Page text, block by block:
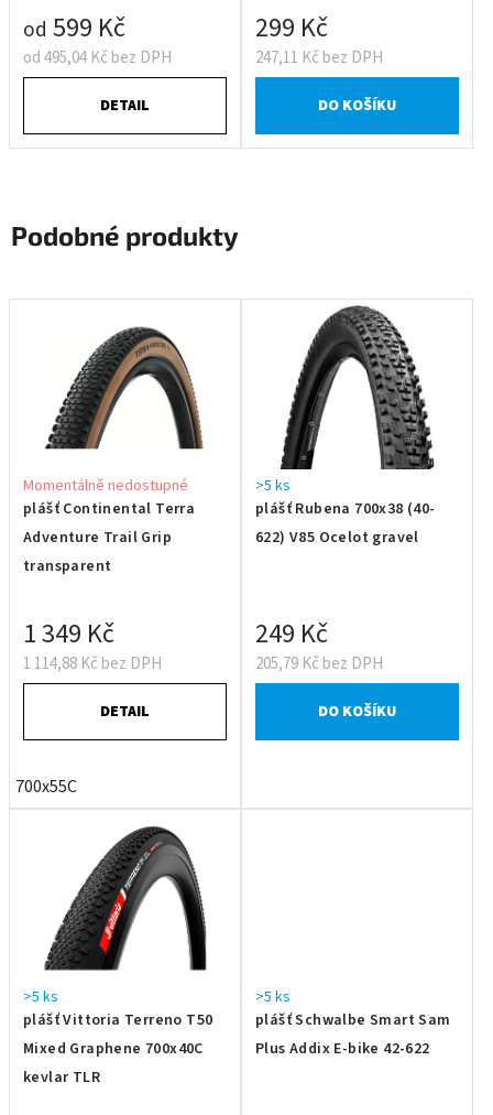
od 495,04 Kč bez DPH
od 599 Kč
DETAIL
247,11 Kč bez DPH
299 Kč
DO KOŠÍKU
Podobné produkty
plášť Continental Terra
Adventure Trail Grip
transparent
Momentálně nedostupné
1 114,88 Kč bez DPH
1 349 Kč
DETAIL
700x55C
plášť Rubena 700x38 (40-
622) V85 Ocelot gravel
>5 ks
205,79 Kč bez DPH
249 Kč
DO KOŠÍKU
plášť Vittoria Terreno T50
Mixed Graphene 700x40C
kevlar TLR
>5 ks
plášť Schwalbe Smart Sam
Plus Addix E-bike 42-622
>5 ks